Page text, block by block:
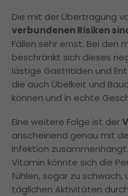
Die mit der Übertragung
verbundenen Risiken
Fällen sehr ernst. Bei den
beschränkt sich dieses
lästige Gastritiden und
die auch Übelkeit und
können und in echte
Eine weitere Folge ist der
anscheinend genau mit
Infektion
Vitamin könnte sich die
fühlen, sogar zu
täglichen Aktivitäten